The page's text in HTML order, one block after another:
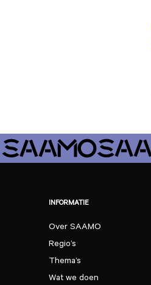
INFORMATIE
Over SAAMO
Regio’s
Thema’s
Wat we doen